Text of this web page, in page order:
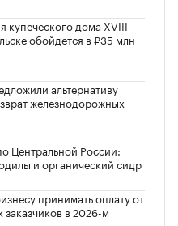
купеческого дома XVIII
обойдется в ₽35 млн
альтернативу
железнодорожных
Центральной России:
и органический сидр
принимать оплату от
заказчиков в 2026-м